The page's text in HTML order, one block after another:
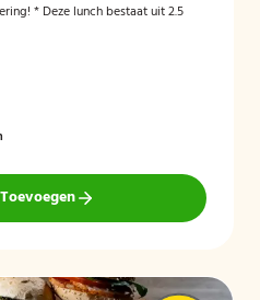
* Deze lunch bestaat uit 2.5
Toevoegen